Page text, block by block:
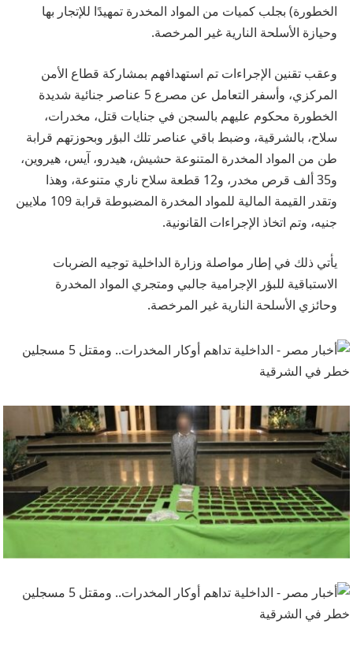
الخطورة) بجلب كميات من المواد المخدرة تمهيدًا للإتجار بها
وحيازة الأسلحة النارية غير المرخصة.
وعقب تقنين الإجراءات تم استهدافهم بمشاركة قطاع الأمن
المركزي، وأسفر التعامل عن مصرع 5 عناصر جنائية شديدة
الخطورة محكوم عليهم بالسجن في جنايات قتل، مخدرات،
سلاح، بالشرقية، وضبط باقي عناصر تلك البؤر وبحوزتهم قرابة
طن من المواد المخدرة المتنوعة حشيش، هيدرو، آيس، هيروين،
و35 ألف قرص مخدر، و12 قطعة سلاح ناري متنوعة، وهذا
وتقدر القيمة المالية للمواد المخدرة المضبوطة قرابة 109 ملايين
جنيه، وتم اتخاذ الإجراءات القانونية.
يأتي ذلك في إطار مواصلة وزارة الداخلية توجيه الضربات
الاستباقية للبؤر الإجرامية جالبي ومتجري المواد المخدرة
وحائزي الأسلحة النارية غير المرخصة.